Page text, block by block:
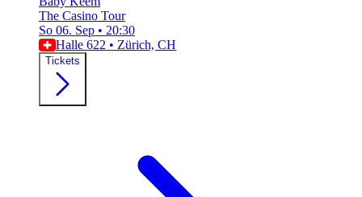
The Casino Tour
So 06. Sep • 20:30
Halle 622 • Zürich, CH
Tickets